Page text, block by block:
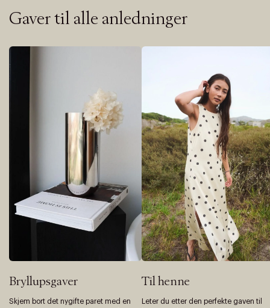
Gaver til alle anledninger
Bryllupsgaver
Skjem bort det nygifte paret med en
Til henne
Leter du etter den perfekte gaven til